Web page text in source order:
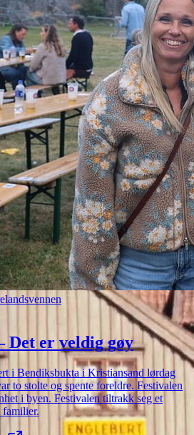
Det er veldig gøy
i Bendiksbukta i Kristiansand lørdag
to stolte og spente foreldre. Festivalen
i byen. Festivalen tiltrakk seg et